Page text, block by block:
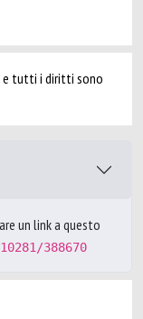
e tutti i diritti sono
un link a questo
388670